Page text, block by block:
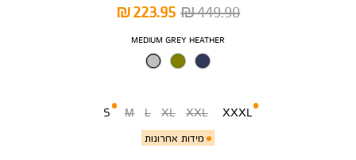
מחיר
מוצר
223.95 ₪
מחיר
רגיל
449.90 ₪
צבע
MEDIUM GREY HEATHER
S
מידות אחרונות
M L XL XXL XXXL